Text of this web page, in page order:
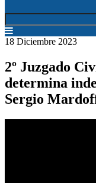
18 Diciembre 2023
2º Juzgado
determina
Sergio